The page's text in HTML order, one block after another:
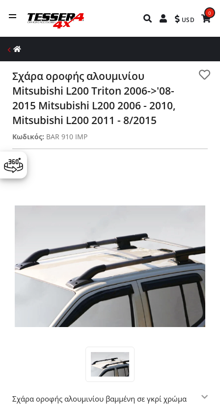
USD
0
Σχάρα οροφής αλουμινίου
Mitsubishi L200 Triton 2006->'08-
2015 Mitsubishi L200 2006 - 2010,
Mitsubishi L200 2011 - 8/2015
Κωδικός: BAR 910 IMP
Σχάρα οροφής αλουμινίου βαμμένη σε γκρί χρώμα